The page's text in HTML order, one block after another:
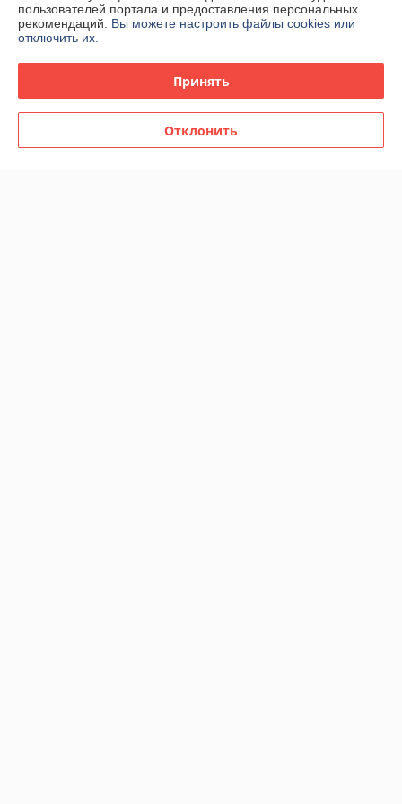
19.07.2026
Покупатель
Сделка подтверждена через корзину
пользователей портала и предоставления персональных
рекомендаций. Вы можете настроить файлы cookies или
отключить их.
Принять
Отклонить